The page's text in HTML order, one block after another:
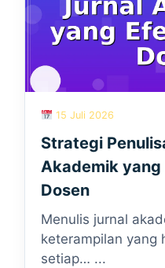
15 Juli 2026
Strategi
Akademik
Dosen
Menulis jurnal
keterampilan yang
setiap… ...